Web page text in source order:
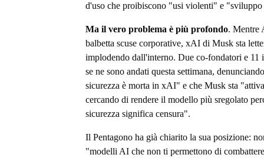
d'uso che proibiscono "usi violenti" e
Ma il vero problema è più profondo. Mentre
balbetta scuse corporative, xAI di Musk sta
implodendo dall'interno. Due co-fondatori e 11
se ne sono andati questa settimana,
sicurezza è morta in xAI" e che Musk sta
cercando di rendere il modello più sregolato
sicurezza significa censura".
Il Pentagono ha già chiarito la sua posizione:
"modelli AI che non ti permettono di